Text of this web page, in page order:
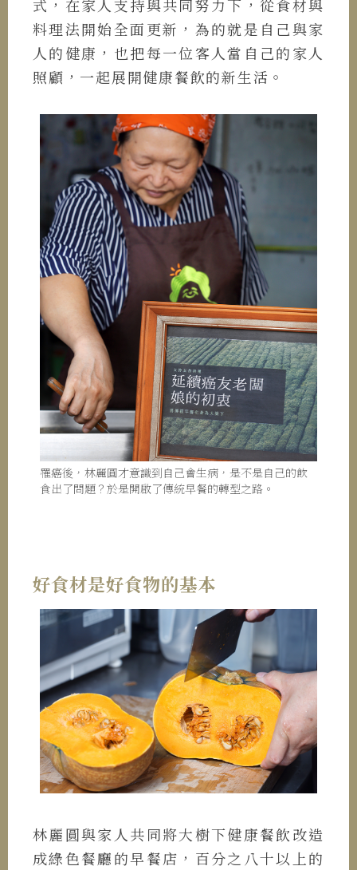
式，在家人支持與共同努力下，從食材與
料理法開始全面更新，為的就是自己與家
人的健康，也把每一位客人當自己的家人
照顧，一起展開健康餐飲的新生活。
罹癌後，林麗圓才意識到自己會生病，是不是自己的飲
食出了問題？於是開啟了傳統早餐的轉型之路。
好食材是好食物的基本
林麗圓與家人共同將大樹下健康餐飲改造
成綠色餐廳的早餐店，百分之八十以上的